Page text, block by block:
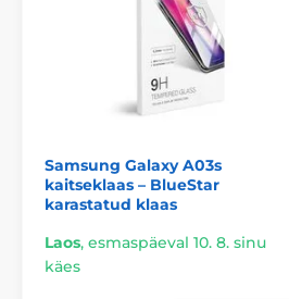
Samsung Galaxy A03s
kaitseklaas – BlueStar
karastatud klaas
Laos, esmaspäeval 10. 8. sinu
käes